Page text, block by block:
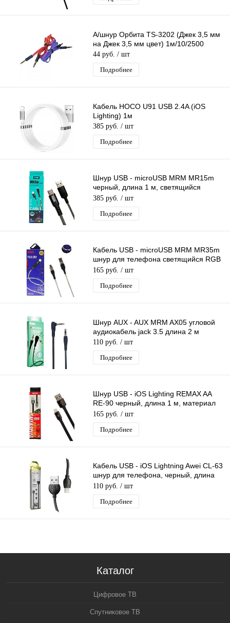
А/шнур Орбита TS-3202 (Джек 3,5 мм
на Джек 3,5 мм цвет) 1м/10/2500
44 руб. / шт
Подробнее
Кабель HOCO U91 USB 2.4A (iOS
Lighting) 1м
385 руб. / шт
Подробнее
Шнур USB - microUSB MRM MR15m
черный, длина 1 м, светящийся
кабель LED
385 руб. / шт
Подробнее
Кабель USB - microUSB MRM MR35m
шнур для телефона светящийся RGB
LED, длина 1м
165 руб. / шт
Подробнее
Шнур AUX - AUX MRM AX05 угловой
аудиокабель jack 3.5 длина 2 м
110 руб. / шт
Подробнее
Шнур USB - iOS Lighting REMAX AA
RE-90 черный, длина 1 м, материал
термоэластопласт (ТЭП)
165 руб. / шт
Подробнее
Кабель USB - iOS Lightning Awei CL-63
шнур для телефона, черный, длина
1м
110 руб. / шт
Подробнее
Каталог
Цифровое ТВ
Спутниковое ТВ